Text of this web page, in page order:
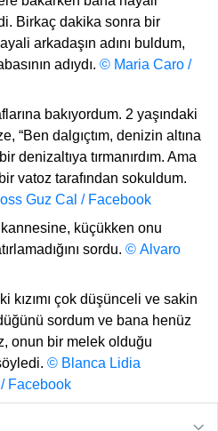
Birkaç dakika sonra bir
arkadaşın adını buldum,
adıydı. © Maria Caro /
bakıyordum. 2 yaşındaki
“Ben dalgıçtım, denizin altına
denizaltıya tırmanırdım. Ama
vatoz tarafından sokuldum.
Guz Cal / Facebook
küçükken onu
sordu. © Alvaro
kızımı çok düşünceli ve sakin
sordum ve bana henüz
onun bir melek olduğu
© Blanca Lidia
Facebook